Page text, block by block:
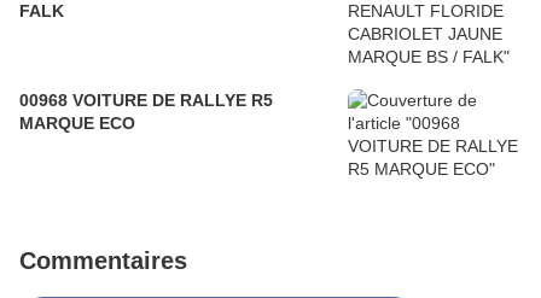
FALK
00968 VOITURE DE RALLYE R5
MARQUE ECO
Commentaires